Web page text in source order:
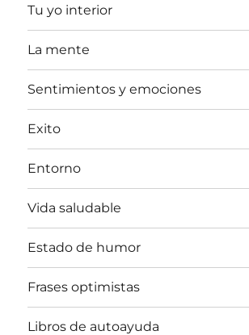
Tu yo interior
La mente
Sentimientos y emociones
Exito
Entorno
Vida saludable
Estado de humor
Frases optimistas
Libros de autoayuda